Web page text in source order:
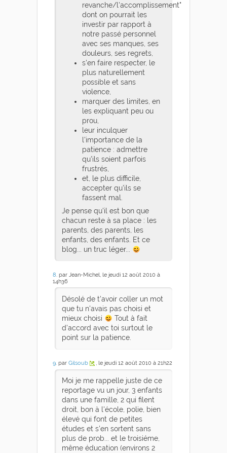
revanche/l'accomplissement"
dont on pourrait les
investir par rapport à
notre passé personnel
avec ses manques, ses
douleurs, ses regrets,
s'en faire respecter, le
plus naturellement
possible et sans
violence,
marquer des limites, en
les expliquant peu ou
prou,
leur inculquer
l'importance de la
patience : admettre
qu'ils soient parfois
frustrés,
et, le plus difficile,
accepter qu'ils se
fassent mal.
Je pense qu'il est bon que
chacun reste à sa place : les
parents, des parents, les
enfants, des enfants. Et ce
blog... un truc léger...
8. par Jean-Michel, le jeudi 12 août 2010 à
14h36
Désolé de t'avoir coller un mot
que tu n'avais pas choisi et
mieux choisi
Tout à fait
d'accord avec toi surtout le
point sur la patience.
9. par Gilsoub , le jeudi 12 août 2010 à 21h22
Moi je me rappelle juste de ce
reportage vu un jour, 3 enfants
dans une famille, 2 qui filent
droit, bon à l'école, polie, bien
élevé qui font de petites
études et s'en sortent sans
plus de prob... et le troisiéme,
même éducation (environs 2